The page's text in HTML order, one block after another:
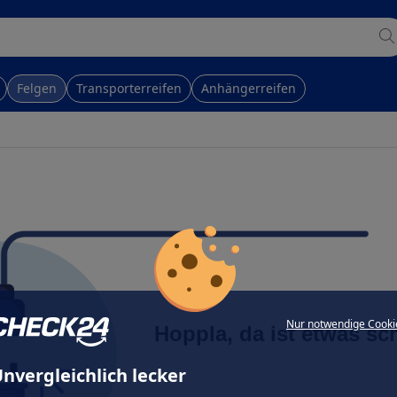
Nur notwendige
lecker
Felgen Transporterreifen Anhängerreifen
Hoppla, da ist etwas